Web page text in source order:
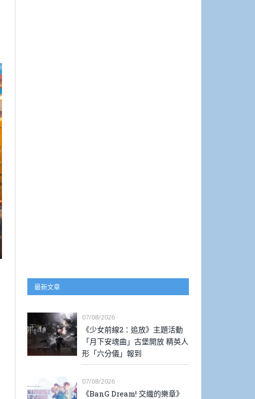
最新文章
07/08/2026
《少女前線2：追放》主題活動
「月下安魂曲」古堡開放 精英人
形「六分儀」報到
07/08/2026
《BanG Dream! 交織的樂章》